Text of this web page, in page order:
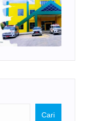
Cari